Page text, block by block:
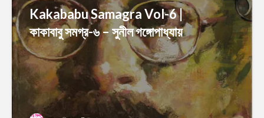
Kakababu Samagra Vol-6 |
কাকাবাবু সমগ্র-৬ – সুনীল গঙ্গোপাধ্যায়